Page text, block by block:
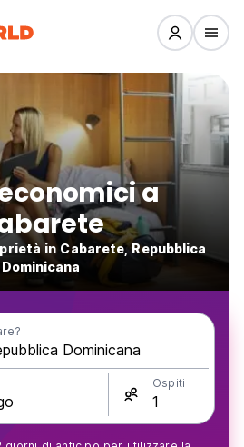
a
in Cabarete, Repubblica
Dominicana
Ospiti